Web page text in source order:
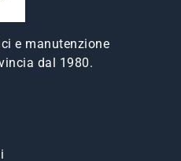
e manutenzione
dal 1980.